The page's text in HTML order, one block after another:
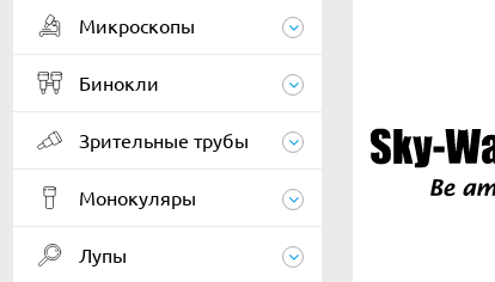
Микроскопы
Бинокли
Зрительные трубы
Монокуляры
Лупы